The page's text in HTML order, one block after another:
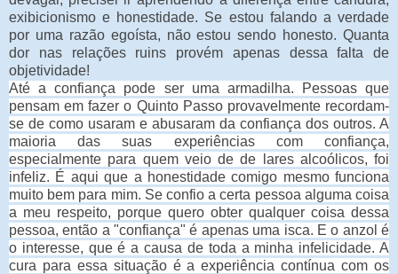
exibicionismo e honestidade. Se estou falando a verdade
por uma razão egoísta, não estou sendo honesto. Quanta
dor nas relações ruins provém apenas dessa falta de
objetividade!
Até a confiança pode ser uma armadilha. Pessoas que
pensam em fazer o Quinto Passo provavelmente recordam-
se de como usaram e abusaram da confiança dos outros. A
maioria das suas experiências com confiança,
especialmente para quem veio de de lares alcoólicos, foi
infeliz. É aqui que a honestidade comigo mesmo funciona
muito bem para mim. Se confio a certa pessoa alguma coisa
a meu respeito, porque quero obter qualquer coisa dessa
pessoa, então a "confiança" é apenas uma isca. E o anzol é
o interesse, que é a causa de toda a minha infelicidade. A
cura para essa situação é a experiência contínua com os